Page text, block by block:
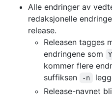
Alle endringer av
redaksjonelle
release.
Releasen tagges
endringene som
kommer flere
suffiksen
-n
Release-navnet